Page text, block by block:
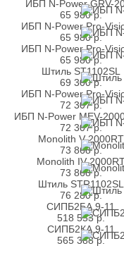
ИБП N-Power GRV-
65 980р.
ИБП N-Power Pro-
65 980р.
ИБП N-Power Pro-
65 980р.
Штиль ST1102SL
69 300р.
ИБП N-Power Pro-
72 307р.
ИБП N-Power MEV-
72 307р.
Monolith V 2000RT
73 868р.
Monolith IV
73 868р.
Штиль STR1102SL
76 280р.
СИПБ2БА.9-11
518 553р.
СИПБ2КА.9-11
565 388р.